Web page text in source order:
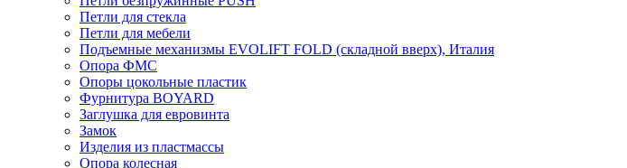
Петли для стекла
Петли для мебели
Подъемные механизмы EVOLIFT FOLD (складной вверх), Италия
Опора ФМС
Опоры цокольные пластик
Фурнитура BOYARD
Заглушка для евровинта
Замок
Изделия из пластмассы
Опора колесная